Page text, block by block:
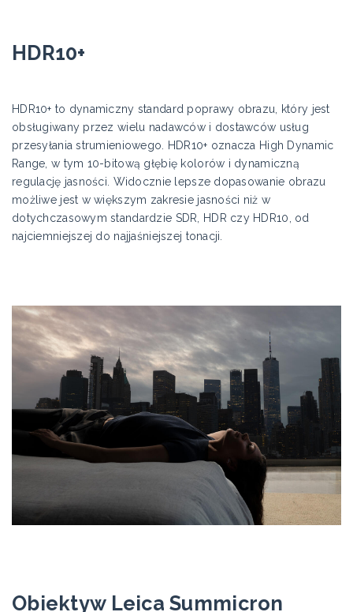
HDR10+
HDR10+ to dynamiczny standard poprawy obrazu, który jest
obsługiwany przez wielu nadawców i dostawców usług
przesyłania strumieniowego. HDR10+ oznacza High Dynamic
Range, w tym 10-bitową głębię kolorów i dynamiczną
regulację jasności. Widocznie lepsze dopasowanie obrazu
możliwe jest w większym zakresie jasności niż w
dotychczasowym standardzie SDR, HDR czy HDR10, od
najciemniejszej do najjaśniejszej tonacji.
Obiektyw Leica Summicron